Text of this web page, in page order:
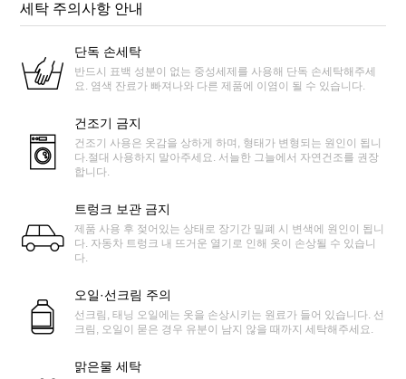
세탁 주의사항 안내
단독 손세탁
반드시 표백 성분이 없는 중성세제를 사용해 단독 손세탁해주세
요. 염색 잔료가 빠져나와 다른 제품에 이염이 될 수 있습니다.
건조기 금지
건조기 사용은 옷감을 상하게 하며, 형태가 변형되는 원인이 됩니
다.절대 사용하지 말아주세요. 서늘한 그늘에서 자연건조를 권장
합니다.
트렁크 보관 금지
제품 사용 후 젖어있는 상태로 장기간 밀폐 시 변색에 원인이 됩니
다. 자동차 트렁크 내 뜨거운 열기로 인해 옷이 손상될 수 있습니
다.
오일·선크림 주의
선크림, 태닝 오일에는 옷을 손상시키는 원료가 들어 있습니다. 선
크림, 오일이 묻은 경우 유분이 남지 않을 때까지 세탁해주세요.
맑은물 세탁